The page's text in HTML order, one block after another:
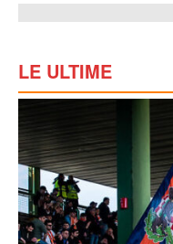
LE ULTIME